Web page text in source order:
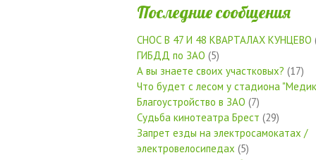
Последние сообщения
СНОС В 47 И 48 КВАРТАЛАХ КУНЦЕВО
ГИБДД по ЗАО (5)
А вы знаете своих участковых? (17)
Что будет с лесом у стадиона
Благоустройство в ЗАО (7)
Судьба кинотеатра Брест (29)
Запрет езды на электросамокатах /
электровелосипедах (5)